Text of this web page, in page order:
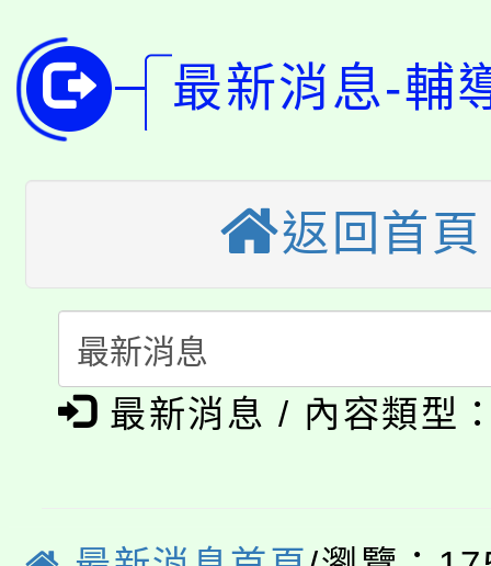
視費優惠，中低收入戶
半價優惠，詳情可洽有
者。
大園自造教育及科技中
份教師增能研習
大溪自造教育及科技中
份教師研習
淨零綠生活教案入校路
115年食農教育專業人
程
「本色祭」8/29、30在
場熱烈登場!
8/21下午1時於龍潭區
徵才活動。
YOUNG桃局內行報名
桃園市低收入戶享有免
最新消息-輔
返回首頁
最新消息 / 內容類型